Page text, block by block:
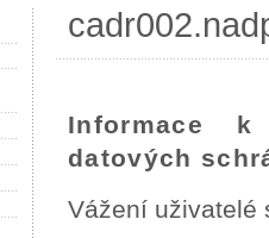
Informace k
datových
Vážení uživatelé